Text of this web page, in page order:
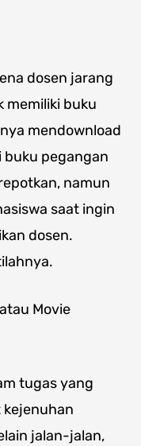
dosen jarang
memiliki buku
mendownload
pegangan
namun
saat ingin
dosen.
Movie
tugas yang
jalan-jalan,